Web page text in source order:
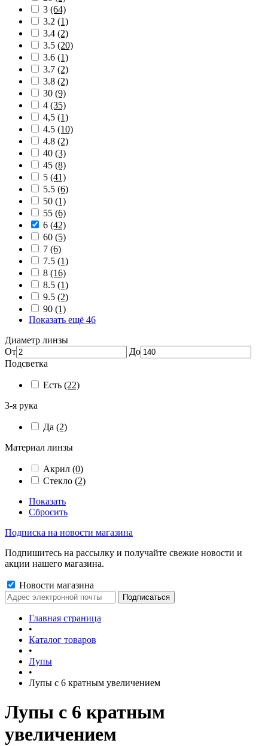
3 (64)
3.2 (1)
3.4 (2)
3.5 (20)
3.6 (1)
3.7 (2)
3.8 (2)
30 (9)
4 (35)
4,5 (1)
4.5 (10)
4.8 (2)
40 (3)
45 (8)
5 (41)
5.5 (6)
50 (1)
55 (6)
6 (42)
60 (5)
7 (6)
7.5 (1)
8 (16)
8.5 (1)
9.5 (2)
90 (1)
Показать ещё 46
Диаметр линзы
От
До
Подсветка
Есть (22)
3-я рука
Да (2)
Материал линзы
Акрил (0)
Стекло (2)
Показать
Сбросить
Подписка на новости магазина
Подпишитесь на рассылку и получайте свежие новости и
акции нашего магазина.
Новости магазина
Главная страница
•
Каталог товаров
•
Лупы
•
Лупы с 6 кратным увеличением
Лупы с 6 кратным
увеличением